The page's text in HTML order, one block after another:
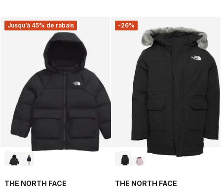
Jusqu’à 45% de rabais
THE NORTH FACE
-26%
THE NORTH FACE